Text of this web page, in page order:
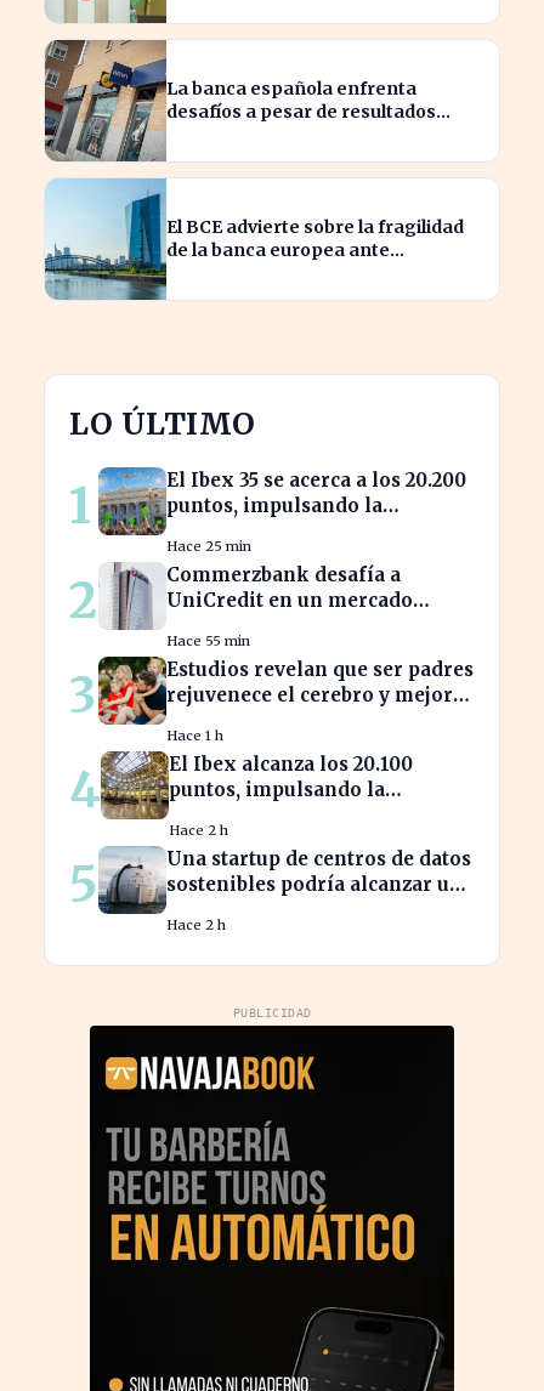
La banca española enfrenta
desafíos a pesar de resultados
El BCE advierte sobre la fragilidad
de la banca europea ante
LO ÚLTIMO
1
El Ibex 35 se acerca a los 20.200
puntos, impulsando la
Hace 25 min
2
Commerzbank desafía a
UniCredit en un mercado
inversión
Hace 55 min
3
Estudios revelan que ser padres
rejuvenece el cerebro y mejora
Hace 1 h
4
El Ibex alcanza los 20.100
puntos, impulsando la
español
Hace 2 h
5
Una startup de centros de datos
sostenibles podría alcanzar una
Hace 2 h
PUBLICIDAD